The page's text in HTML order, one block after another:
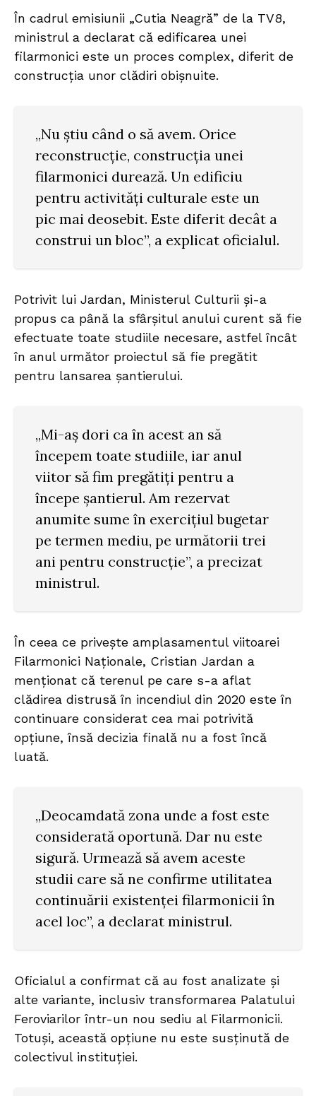
În cadrul emisiunii „Cutia Neagră” de la TV8,
ministrul a declarat că edificarea unei
filarmonici este un proces complex, diferit de
construcția unor clădiri obișnuite.
„Nu știu când o să avem. Orice
reconstrucție, construcția unei
filarmonici durează. Un edificiu
pentru activități culturale este un
pic mai deosebit. Este diferit decât a
construi un bloc”, a explicat oficialul.
Potrivit lui Jardan, Ministerul Culturii și-a
propus ca până la sfârșitul anului curent să fie
efectuate toate studiile necesare, astfel încât
în anul următor proiectul să fie pregătit
pentru lansarea șantierului.
„Mi-aș dori ca în acest an să
începem toate studiile, iar anul
viitor să fim pregătiți pentru a
începe șantierul. Am rezervat
anumite sume în exercițiul bugetar
pe termen mediu, pe următorii trei
ani pentru construcție”, a precizat
ministrul.
În ceea ce privește amplasamentul viitoarei
Filarmonici Naționale, Cristian Jardan a
menționat că terenul pe care s-a aflat
clădirea distrusă în incendiul din 2020 este în
continuare considerat cea mai potrivită
opțiune, însă decizia finală nu a fost încă
luată.
„Deocamdată zona unde a fost este
considerată oportună. Dar nu este
sigură. Urmează să avem aceste
studii care să ne confirme utilitatea
continuării existenței filarmonicii în
acel loc”, a declarat ministrul.
Oficialul a confirmat că au fost analizate și
alte variante, inclusiv transformarea Palatului
Feroviarilor într-un nou sediu al Filarmonicii.
Totuși, această opțiune nu este susținută de
colectivul instituției.